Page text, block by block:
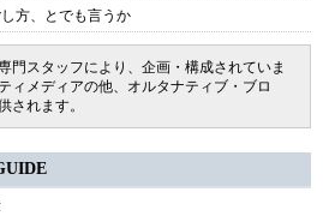
方、とでも言うか
門スタッフにより、企画・構成されていま
ィメディアの他、オルタナティブ・ブロ
されます。